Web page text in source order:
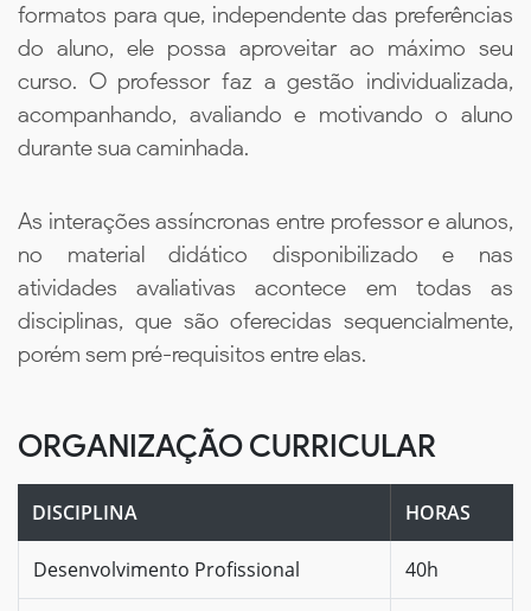
formatos para que, independente das preferências
do aluno, ele possa aproveitar ao máximo seu
curso. O professor faz a gestão individualizada,
acompanhando, avaliando e motivando o aluno
durante sua caminhada.
As interações assíncronas entre professor e alunos,
no material didático disponibilizado e nas
atividades avaliativas acontece em todas as
disciplinas, que são oferecidas sequencialmente,
porém sem pré-requisitos entre elas.
ORGANIZAÇÃO CURRICULAR
DISCIPLINA HORAS
Desenvolvimento Profissional 40h